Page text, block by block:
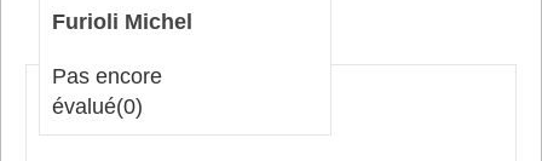
Furioli Michel
Pas encore
évalué(0)